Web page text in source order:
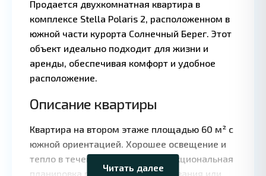
Продается двухкомнатная квартира в
комплексе Stella Polaris 2, расположенном в
южной части курорта Солнечный Берег. Этот
объект идеально подходит для жизни и
аренды, обеспечивая комфорт и удобное
расположение.
Описание квартиры
Квартира на втором этаже площадью 60 м² с
южной ориентацией. Хорошее освещение и
тепло в течение всего года. Функциональная
планировка подходит для проживания или
Читать далее
OpenStreetMap